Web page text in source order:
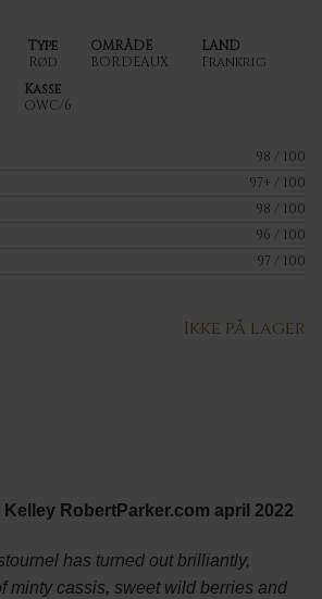
Type
Rød
OMRÅDE
BORDEAUX
LAND
Frankrig
Kasse
OWC/6
98 / 100
97+ / 100
98 / 100
96 / 100
97 / 100
Ikke på lager
RobertParker.com april 2022
has turned out brilliantly,
minty cassis, sweet wild berries and